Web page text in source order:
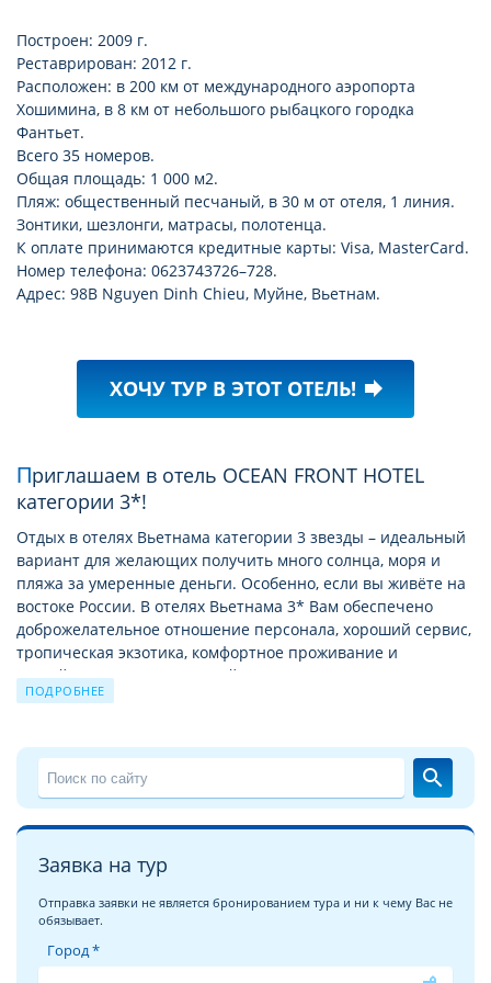
Построен: 2009 г.
Реставрирован: 2012 г.
Расположен: в 200 км от международного аэропорта
Хошимина, в 8 км от небольшого рыбацкого городка
Фантьет.
Всего 35 номеров.
Общая площадь: 1 000 м2.
Пляж: общественный песчаный, в 30 м от отеля, 1 линия.
Зонтики, шезлонги, матрасы, полотенца.
К оплате принимаются кредитные карты: Visa, MasterCard.
Номер телефона: 0623743726–728.
Адрес: 98B Nguyen Dinh Chieu, Муйне, Вьетнам.
ХОЧУ ТУР В ЭТОТ ОТЕЛЬ! forward
Приглашаем в отель OCEAN FRONT HOTEL
категории 3*!
Отдых в отелях Вьетнама категории 3 звезды – идеальный
вариант для желающих получить много солнца, моря и
пляжа за умеренные деньги. Особенно, если вы живёте на
востоке России. В отелях Вьетнама 3* Вам обеспечено
доброжелательное отношение персонала, хороший сервис,
тропическая экзотика, комфортное проживание и
достойное питание. Круглый год Вас ждёт жаркое солнце
на длинных и широких песчаных пляжах, дайвинг в тёплом
закаты на фоне дивных пейзажей, горы, бухты и джунгли,
буддийские храмы, разнообразные морепродукты и свежие
фрукты.
Расположенные относительно рядом знаменитые курорты
Тайланда заставляют хотельеров Вьетнама прикладывать
максимум усилий, чтобы предложить больше качества за
сходную сумму тура.
Тропические приключения на курортах Вьетнама с ВЕЛЛ
– это непередаваемо!
ПОДРОБНЕЕ
search
Заявка на тур
Отправка заявки не является бронированием тура и ни к чему Вас не
обязывает.
Город *